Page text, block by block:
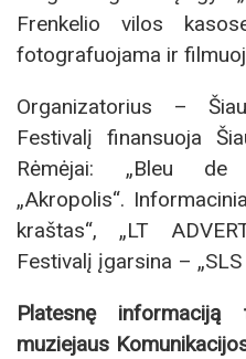
Frenkelio vilos
fotografuojama ir
Organizatorius –
Festivalį finansuoja
Rėmėjai: „Bleu de
„Akropolis“.
kraštas“, „LT
Festivalį įgarsina – „SLS
Platesnę informaciją
muziejaus